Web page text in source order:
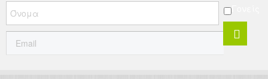
Γονείς